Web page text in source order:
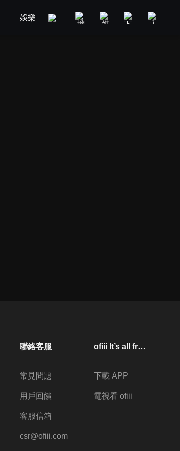
娛樂 美食旅遊 新聞政論
聯絡客服
常見問題
用戶回饋
客服信箱
csr@ofiii.com
ofiii lt’s all free
下載 APP
電視看 ofiii